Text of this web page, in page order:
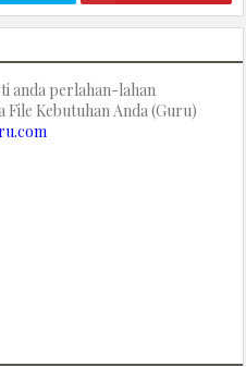
anda perlahan-lahan
File Kebutuhan Anda (Guru)